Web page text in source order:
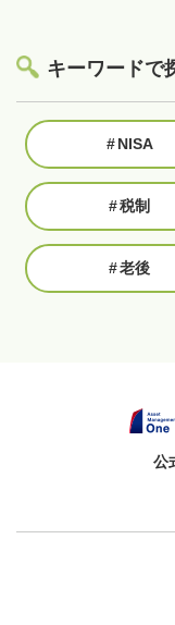
キーワードで
#NISA
#税制
#老後
公